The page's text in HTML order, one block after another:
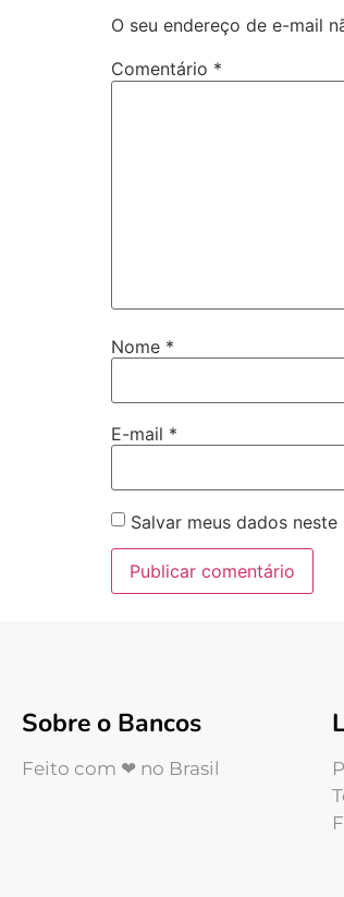
O seu endereço de e-mail
Comentário *
Nome *
E-mail *
Salvar meus dados
Sobre o Bancos
Feito com ❤ no Brasil